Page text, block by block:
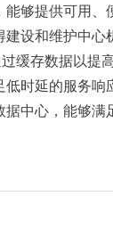
够提供可用
设和维护中
缓存数据以提
时延的服务
中心，能够